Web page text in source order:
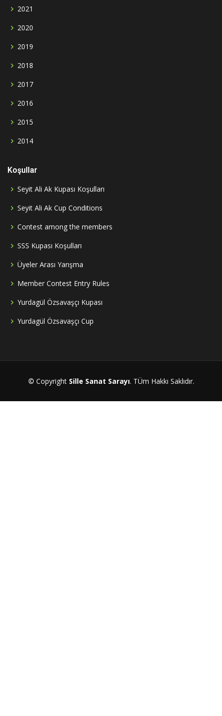
2021
2020
2019
2018
2017
2016
2015
2014
Koşullar
Seyit Ali Ak Kupası Koşulları
Seyit Ali Ak Cup Conditions
Contest among the members
SSS Kupası Koşulları
Üyeler Arası Yarışma
Member Contest Entry Rules
Yurdagül Özsavaşçı Kupası
Yurdagül Özsavaşçı Cup
© Copyright Sille Sanat Sarayı. TÜm Hakkı Saklıdır.